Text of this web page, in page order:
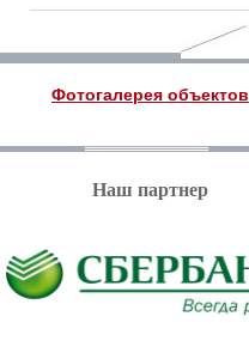
Фотогалерея объектов
Наш партнер